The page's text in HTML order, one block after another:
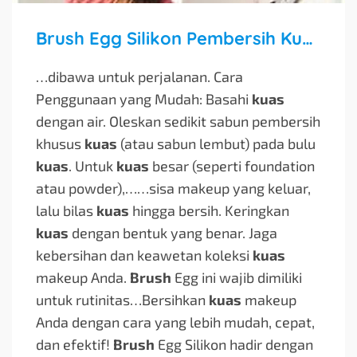
Brush Egg Silikon Pembersih Kuas Makeup: Solusi Cerdas untuk Kuas Bersih dan Higienis
…dibawa untuk perjalanan. Cara
Penggunaan yang Mudah: Basahi kuas
dengan air. Oleskan sedikit sabun pembersih
khusus kuas (atau sabun lembut) pada bulu
kuas. Untuk kuas besar (seperti foundation
atau powder),……sisa makeup yang keluar,
lalu bilas kuas hingga bersih. Keringkan
kuas dengan bentuk yang benar. Jaga
kebersihan dan keawetan koleksi kuas
makeup Anda. Brush Egg ini wajib dimiliki
untuk rutinitas…Bersihkan kuas makeup
Anda dengan cara yang lebih mudah, cepat,
dan efektif! Brush Egg Silikon hadir dengan